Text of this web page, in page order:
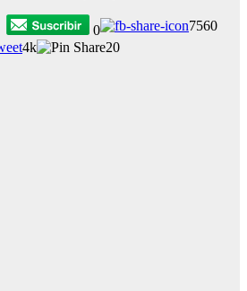
0
7560
4k
20